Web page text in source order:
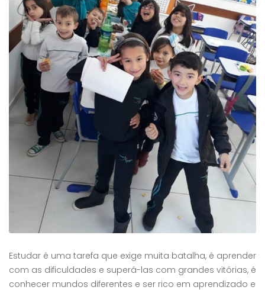
Estudar é uma tarefa que exige muita batalha, é aprender
com as dificuldades e superá-las com grandes vitórias, é
conhecer mundos diferentes e ser rico em aprendizado e